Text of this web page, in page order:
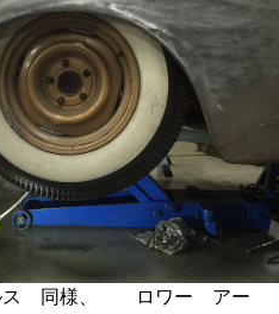
同様、 ロワー アー